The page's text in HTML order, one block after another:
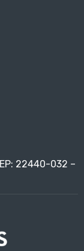
22440-032 –